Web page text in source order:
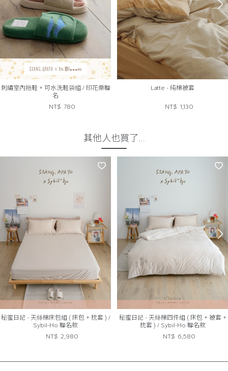
刺繡室內拖鞋 + 可水洗鞋袋組 / 印花樂聯
名
NT$ 780
Latte - 純棉被套
NT$ 1,130
其他人也買了…
秘蜜日記 - 天絲棉床包組 ( 床包 + 枕套 ) /
Sybil-Ho 聯名款
NT$ 2,980
秘蜜日記 - 天絲棉四件組 ( 床包 + 被套 +
枕套 ) / Sybil-Ho 聯名款
NT$ 6,580